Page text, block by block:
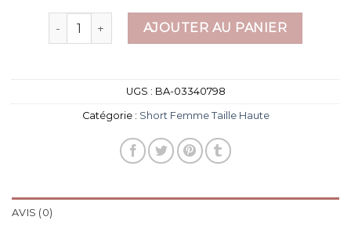
quantité de short femme taille haute
AJOUTER AU PANIER
UGS : BA-03340798
Catégorie : Short Femme Taille Haute
AVIS (0)